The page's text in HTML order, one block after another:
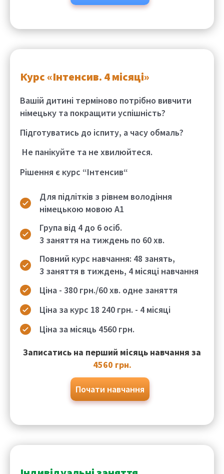
Курс «Інтенсив. 4 місяці»
Вашій дитині терміново потрібно вивчити
німецьку та покращити успішність?
Підготуватись до іспиту, а часу обмаль?
Не панікуйте та не хвилюйтеся.
Рішення є курс “Інтенсив“
Для підлітків з рівнем володіння
німецькою мовою А1
Група від 4 до 6 осіб.
3 заняття на тиждень по 60 хв.
Повний курс навчання: 48 занять,
3 заняття в тиждень, 4 місяці навчання
Ціна - 380грн./60 хв. одне заняття
Ціна за курс 18 240 грн. - 4місяці
Ціна за місяць 4560 грн.
Записатись на перший місяць навчання за
4560 грн.
Почати навчання